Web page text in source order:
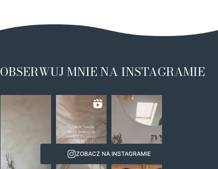
OBSERWUJ MNIE NA INSTAGRAMIE
ZOBACZ NA INSTAGRAMIE